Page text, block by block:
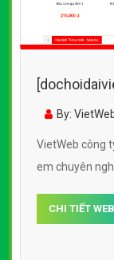
Em Antona
By:
VietWeb công
em chuyên
CHI TIẾT